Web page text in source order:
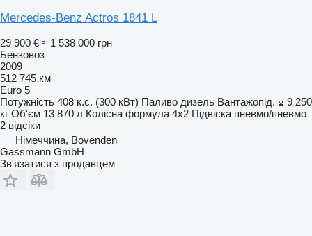
Mercedes-Benz Actros 1841 L
29 900 € ≈ 1 538 000 грн
Бензовоз
2009
512 745 км
Euro 5
Потужність 408 к.с. (300 кВт) Паливо дизель Вантажопід.
9 250
кг Об'єм 13 870 л Колісна формула 4x2 Підвіска пневмо/пневмо
2 відсіки
Німеччина, Bovenden
Gassmann GmbH
Зв'язатися з продавцем